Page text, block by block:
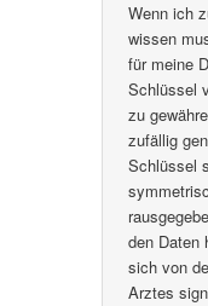
Wenn ich
wissen
für meine
Schlüssel
zu
zufällig
Schlüssel
den Daten
sich von
Arztes